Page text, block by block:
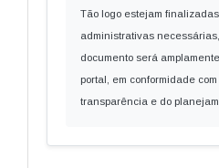
Tão logo estejam
administrativas
documento será
portal, em conformidade
transparência e do